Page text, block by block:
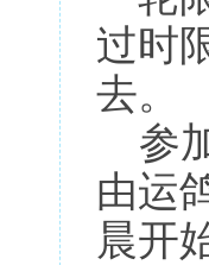
过时
去。
参
由运
晨开